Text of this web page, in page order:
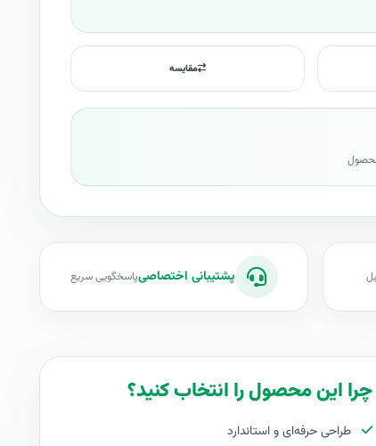
مقایسه
پشتیبانی اختصاصیپاسخگویی سریع
چرا این محصول را انتخاب کنید؟
طراحی حرفه‌ای و استاندارد